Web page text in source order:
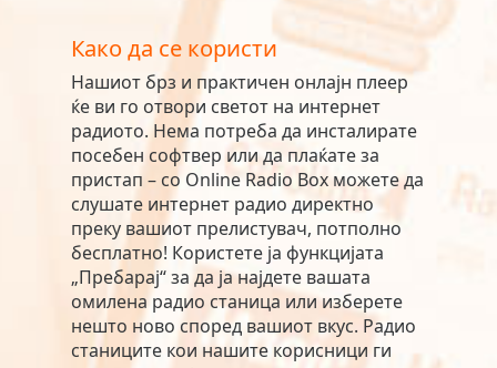
Како да се користи
Нашиот брз и практичен онлајн плеер
ќе ви го отвори светот на интернет
радиото. Нема потреба да инсталирате
посебен софтвер или да плаќате за
пристап – со Online Radio Box можете да
слушате интернет радио директно
преку вашиот прелистувач, потполно
бесплатно! Користете ја функцијата
„Пребарај“ за да ја најдете вашата
омилена радио станица или изберете
нешто ново според вашиот вкус. Радио
станиците кои нашите корисници ги